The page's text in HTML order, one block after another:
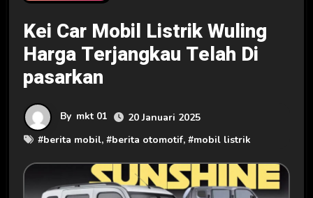
Kei Car Mobil Listrik Wuling
Harga Terjangkau Telah Di
pasarkan
By mkt 01
20 Januari 2025
#berita mobil, #berita otomotif, #mobil listrik